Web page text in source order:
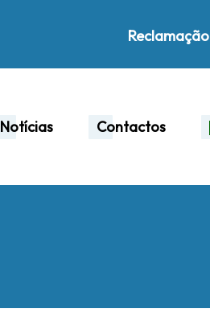
Reclamação
Notícias Contactos